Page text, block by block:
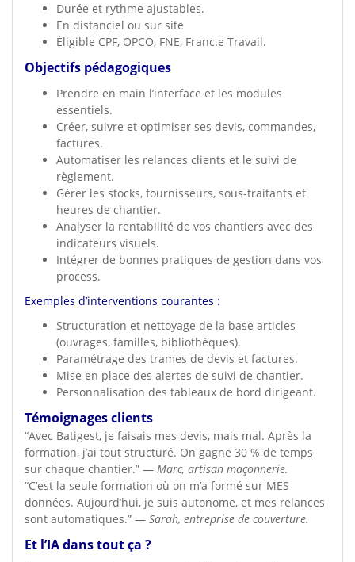
Durée et rythme ajustables.
En distanciel ou sur site
Éligible CPF, OPCO, FNE, Franc.e Travail.
Objectifs pédagogiques
Prendre en main l’interface et les modules
essentiels.
Créer, suivre et optimiser ses devis, commandes,
factures.
Automatiser les relances clients et le suivi de
règlement.
Gérer les stocks, fournisseurs, sous-traitants et
heures de chantier.
Analyser la rentabilité de vos chantiers avec des
indicateurs visuels.
Intégrer de bonnes pratiques de gestion dans vos
process.
Exemples d’interventions courantes :
Structuration et nettoyage de la base articles
(ouvrages, familles, bibliothèques).
Paramétrage des trames de devis et factures.
Mise en place des alertes de suivi de chantier.
Personnalisation des tableaux de bord dirigeant.
Témoignages clients
“Avec Batigest, je faisais mes devis, mais mal. Après la
formation, j’ai tout structuré. On gagne 30 % de temps
sur chaque chantier.” — Marc, artisan maçonnerie.
“C’est la seule formation où on m’a formé sur MES
données. Aujourd’hui, je suis autonome, et mes relances
sont automatiques.” — Sarah, entreprise de couverture.
Et l’IA dans tout ça ?